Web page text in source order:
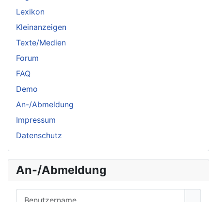
Lexikon
Kleinanzeigen
Texte/Medien
Forum
FAQ
Demo
An-/Abmeldung
Impressum
Datenschutz
An-/Abmeldung